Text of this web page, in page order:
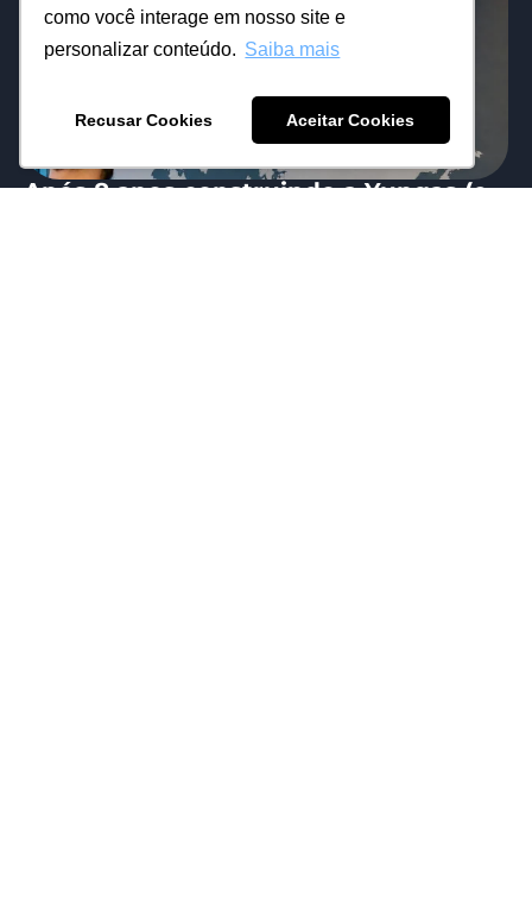
como você interage em nosso site e
personalizar conteúdo. Saiba mais
Recusar Cookies Aceitar Cookies
Após 8 anos construindo a Yungas (e